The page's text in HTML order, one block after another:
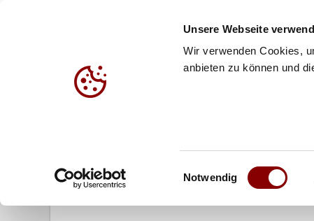
Unsere Webseite
Wir verwenden Cookies,
anbieten zu können und
Einwilligungsauswahl
Notwendig
International (M): Georg Wiebel